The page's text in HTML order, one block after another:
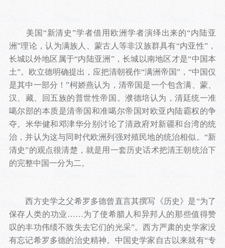
美国“新清史”学者借用欧洲学者演绎出来的“内陆亚
洲”理论，认为满族人、蒙古人等非汉族群具有“内亚性”，
长城以外地区属于“内陆亚洲”，长城以南地区才是“中国本
土”。欧立德明确提出，应把清朝视作“满洲帝国”，“中国仅
是其中一部分！”柯娇燕认为，清帝国是一个包含满、蒙、
汉、藏、回五族的普世性帝国。濮德培认为，清廷统一准
噶尔部的本质是清帝国和准噶尔帝国对欧亚内陆霸权的争
夺。米华健和邓津华分别讨论了清政府对新疆和台湾的统
治，并认为这与同时代欧洲列强对殖民地的统治相似。“新
清史”的观点很清楚，就是用一套历史话术把清王朝统治下
的完整中国一分为二。
西方史学之父希罗多德曾直言其撰写《历史》是“为了
保存人类的功业……为了使希腊人和异邦人的那些值得赞
叹的丰功伟绩不致失去它们的光采”。西方严肃的史学家没
有忘记希罗多德的治史精神。中国史学家自古以来就有“专